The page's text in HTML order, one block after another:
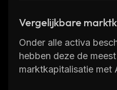
Vergelijkbare
Onder alle activa
hebben deze de
marktkapitalisatie met